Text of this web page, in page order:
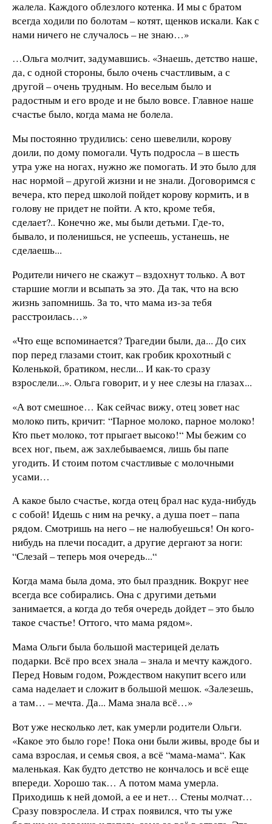
жалела. Каждого облезлого котенка. И мы с братом
всегда ходили по болотам – котят, щенков искали. Как с
нами ничего не случалось – не знаю…»
…Ольга молчит, задумавшись. «Знаешь, детство наше,
да, с одной стороны, было очень счастливым, а с
другой – очень трудным. Но веселым было и
радостным и его вроде и не было вовсе. Главное наше
счастье было, когда мама не болела.
Мы постоянно трудились: сено шевелили, корову
доили, по дому помогали. Чуть подросла – в шесть
утра уже на ногах, нужно же помогать. И это было для
нас нормой – другой жизни и не знали. Договоримся с
вечера, кто перед школой пойдет корову кормить, и в
голову не придет не пойти. А кто, кроме тебя,
сделает?.. Конечно же, мы были детьми. Где-то,
бывало, и поленишься, не успеешь, устанешь, не
сделаешь...
Родители ничего не скажут – вздохнут только. А вот
старшие могли и всыпать за это. Да так, что на всю
жизнь запомнишь. За то, что мама из-за тебя
расстроилась…»
«Что еще вспоминается? Трагедии были, да... До сих
пор перед глазами стоит, как гробик крохотный с
Коленькой, братиком, несли... И как-то сразу
взрослели...». Ольга говорит, и у нее слезы на глазах...
«А вот смешное… Как сейчас вижу, отец зовет нас
молоко пить, кричит: “Парное молоко, парное молоко!
Кто пьет молоко, тот прыгает высоко!“ Мы бежим со
всех ног, пьем, аж захлебываемся, лишь бы папе
угодить. И стоим потом счастливые с молочными
усами…
А какое было счастье, когда отец брал нас куда-нибудь
с собой! Идешь с ним на речку, а душа поет – папа
рядом. Смотришь на него – не налюбуешься! Он кого-
нибудь на плечи посадит, а другие дергают за ноги:
“Слезай – теперь моя очередь...“
Когда мама была дома, это был праздник. Вокруг нее
всегда все собирались. Она с другими детьми
занимается, а когда до тебя очередь дойдет – это было
такое счастье! Оттого, что мама рядом».
Мама Ольги была большой мастерицей делать
подарки. Всё про всех знала – знала и мечту каждого.
Перед Новым годом, Рождеством накупит всего или
сама наделает и сложит в большой мешок. «Залезешь,
а там… – мечта. Да... Мама знала всё…»
Вот уже несколько лет, как умерли родители Ольги.
«Какое это было горе! Пока они были живы, вроде бы и
сама взрослая, и семья своя, а всё “мама-мама“. Как
маленькая. Как будто детство не кончалось и всё еще
впереди. Хорошо так… А потом мама умерла.
Приходишь к ней домой, а ее и нет… Стены молчат…
Сразу повзрослела. И страх появился, что ты уже